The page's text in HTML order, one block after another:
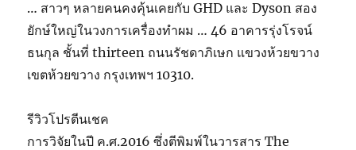
… สาวๆ หลายคนคงคุ้นเคยกับ GHD และ Dyson สอง
ยักษ์ใหญ่ในวงการเครื่องทำผม … 46 อาคารรุ่งโรจน์
ธนกุล ชั้นที่ thirteen ถนนรัชดาภิเษก แขวงห้วยขวาง
เขตห้วยขวาง กรุงเทพฯ 10310.
รีวิวโปรตีนเชค
การวิจัยในปี ค.ศ.2016 ซึ่งตีพิมพ์ในวารสาร The